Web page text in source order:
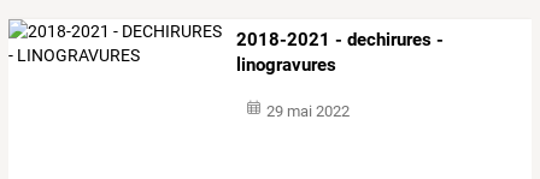
2018-2021 - dechirures -
linogravures
29 mai 2022